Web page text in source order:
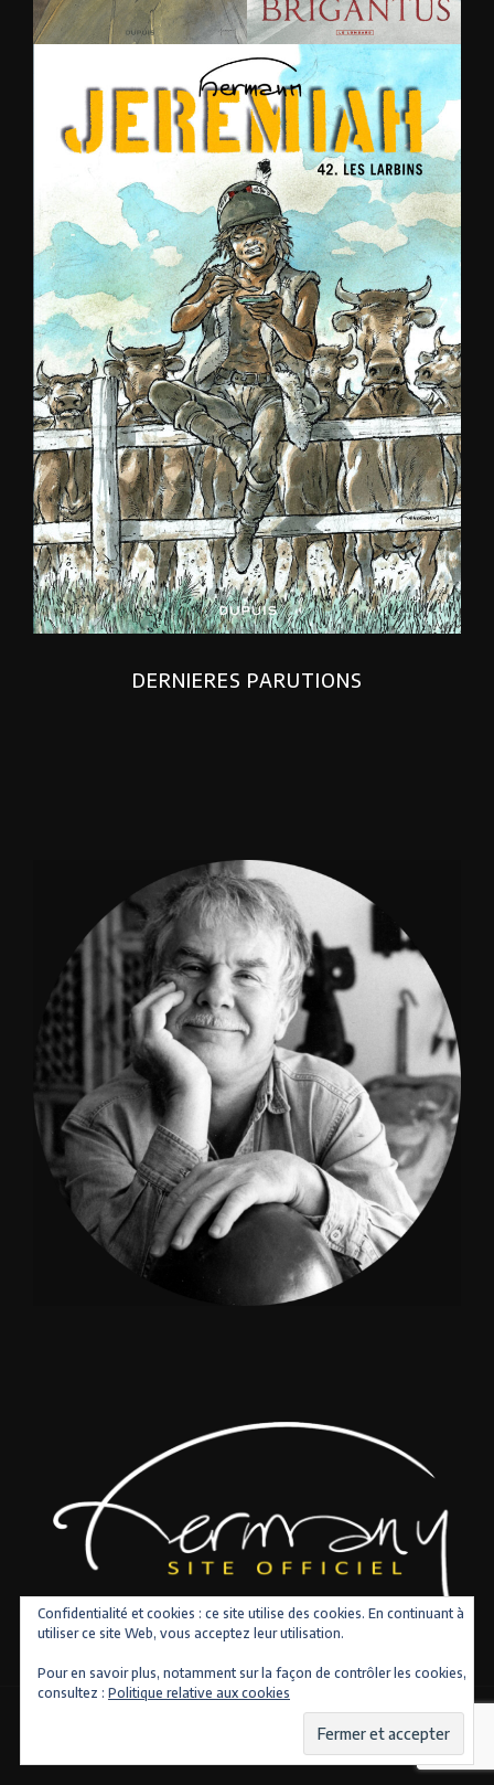
DERNIERES PARUTIONS
Copyright © 2026 Tous droits réservés
Confidentialité et cookies : ce site utilise des cookies. En continuant à
utiliser ce site Web, vous acceptez leur utilisation.
Pour en savoir plus, notamment sur la façon de contrôler les cookies,
consultez : Politique relative aux cookies